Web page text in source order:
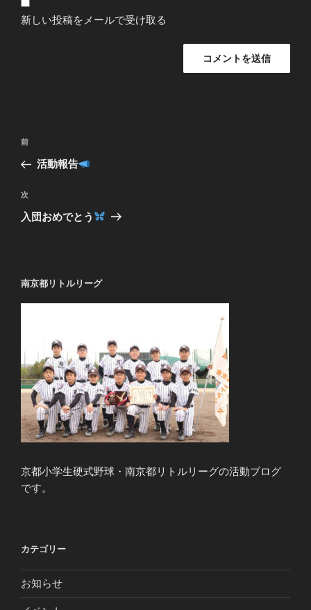
新しい投稿をメールで受け取る
投
ナ
ビ
ゲ
ン
過
去
投
稿
前
活動報告
次
の
次
入団おめでとう
南京都リトルリーグ
京都小学生硬式野球・南京都リトルリーグの活動ブログ
です。
カテゴリー
お知らせ